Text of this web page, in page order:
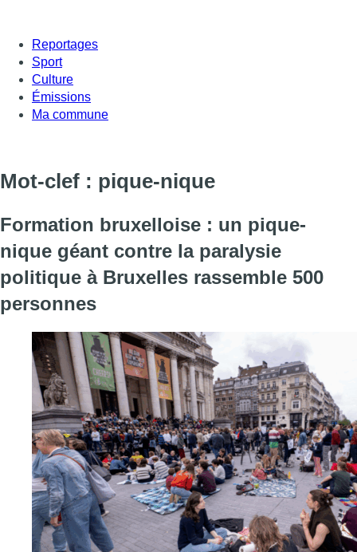
Reportages
Sport
Culture
Émissions
Ma commune
Mot-clef : pique-nique
Formation bruxelloise : un pique-
nique géant contre la paralysie
politique à Bruxelles rassemble 500
personnes